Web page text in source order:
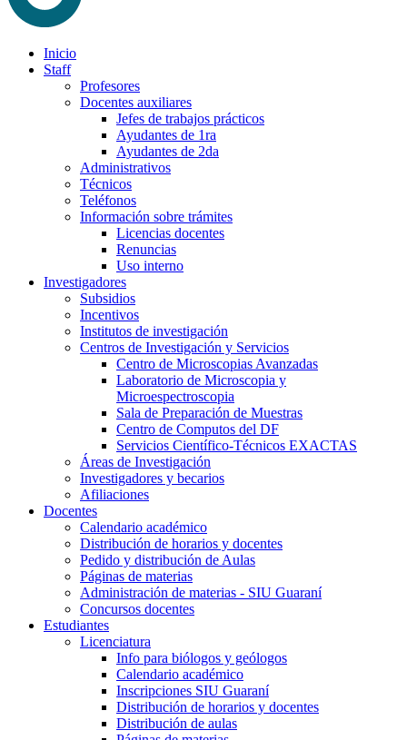
Inicio
Staff
Profesores
Docentes auxiliares
Jefes de trabajos prácticos
Ayudantes de 1ra
Ayudantes de 2da
Administrativos
Técnicos
Teléfonos
Información sobre trámites
Licencias docentes
Renuncias
Uso interno
Investigadores
Subsidios
Incentivos
Institutos de investigación
Centros de Investigación y Servicios
Centro de Microscopias Avanzadas
Laboratorio de Microscopia y
Microespectroscopia
Sala de Preparación de Muestras
Centro de Computos del DF
Servicios Científico-Técnicos EXACTAS
Áreas de Investigación
Investigadores y becarios
Afiliaciones
Docentes
Calendario académico
Distribución de horarios y docentes
Pedido y distribución de Aulas
Páginas de materias
Administración de materias - SIU Guaraní
Concursos docentes
Estudiantes
Licenciatura
Info para biólogos y geólogos
Calendario académico
Inscripciones SIU Guaraní
Distribución de horarios y docentes
Distribución de aulas